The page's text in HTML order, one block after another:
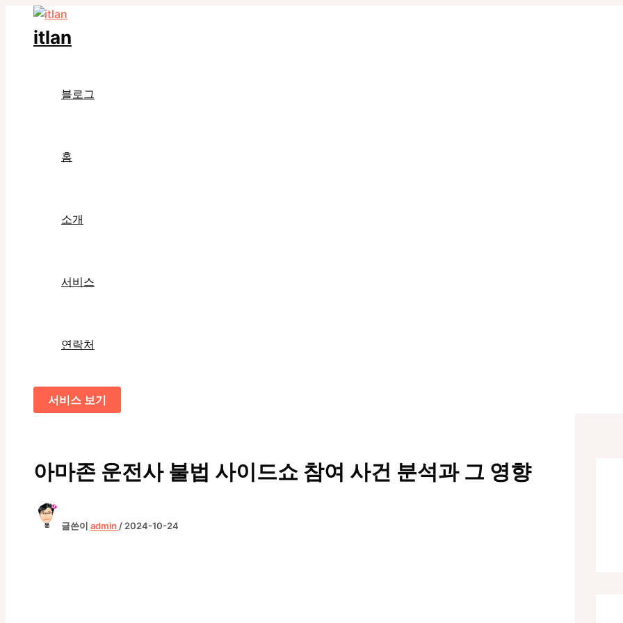
itlan
블로그
홈
소개
서비스
연락처
서비스 보기
아마존 운전사 불법 사이드쇼 참여 사건 분석과 그 영향
글쓴이 admin / 2024-10-24